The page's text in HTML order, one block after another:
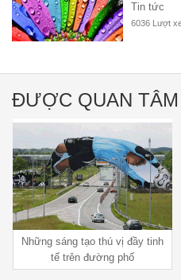
Tin tức
6036 Lượt
ĐƯỢC QUAN TÂM
Sách cũng có thể giúp bạn tạo
ra các ý tưởng kinh doanh độc
đáo